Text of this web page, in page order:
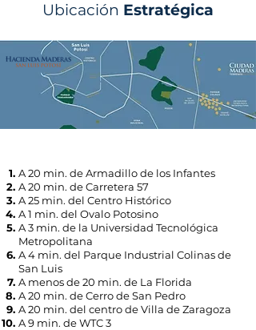
Ubicación Estratégica
A 20 min. de Armadillo de los Infantes
A 20 min. de Carretera 57
A 25 min. del Centro Histórico
A 1 min. del Ovalo Potosino
A 3 min. de la Universidad Tecnológica
Metropolitana
A 4 min. del Parque Industrial Colinas de
San Luis
A menos de 20 min. de La Florida
A 20 min. de Cerro de San Pedro
A 20 min. del centro de Villa de Zaragoza
A 9 min. de WTC 3